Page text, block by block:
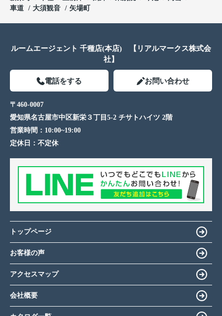
車道
大須観音 矢場町
ルームエージェント 千種店(本店) 【リアルマークス株式会
社】
電話をする お問い合わせ
〒460-0007
愛知県名古屋市中区新栄３丁目5-2 チサトハイツ 2階
営業時間： 10:00~19:00
定休日： 不定休
トップページ
お客様の声
アクセスマップ
会社概要